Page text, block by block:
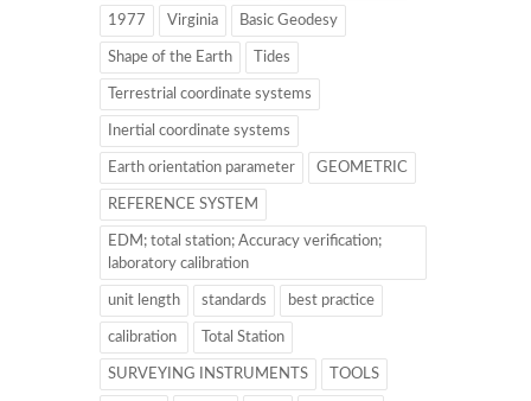
1977 Virginia Basic Geodesy
Shape of the Earth Tides
Terrestrial coordinate systems
Inertial coordinate systems
Earth orientation parameter GEOMETRIC
REFERENCE SYSTEM
EDM; total station; Accuracy verification;
laboratory calibration
unit length standards best practice
calibration Total Station
SURVEYING INSTRUMENTS TOOLS